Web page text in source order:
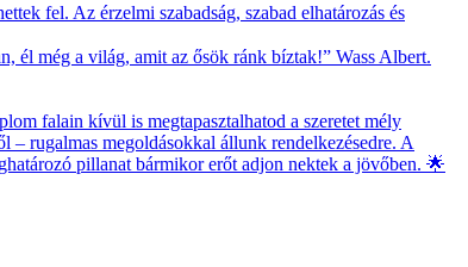
fel. Az érzelmi szabadság, szabad elhatározás és
él még a világ, amit az ősök ránk bíztak!” Wass Albert.
falain kívül is megtapasztalhatod a szeretet mély
rugalmas megoldásokkal állunk rendelkezésedre. A
pillanat bármikor erőt adjon nektek a jövőben. 🌟